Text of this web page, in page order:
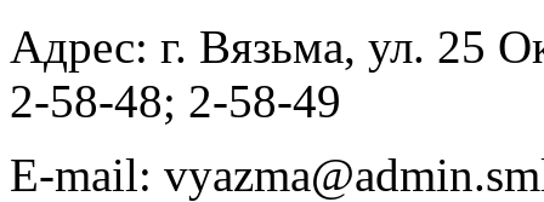
Адрес: г. Вязьма, ул. 25
2-58-48; 2-58-49
E-mail: